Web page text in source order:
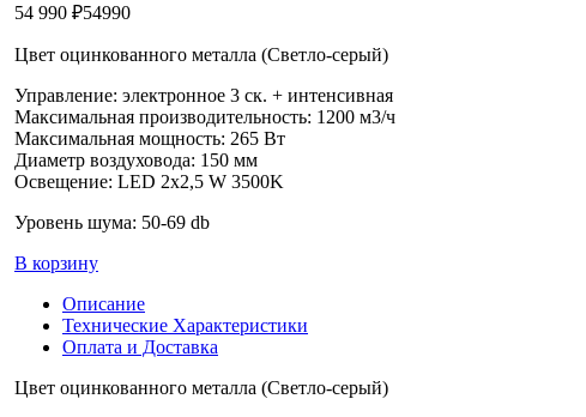
54 990 ₽54990
Цвет оцинкованного металла (Светло-серый)
Управление: электронное 3 ск. + интенсивная
Максимальная производительность: 1200 м3/ч
Максимальная мощность: 265 Вт
Диаметр воздуховода: 150 мм
Освещение: LED 2x2,5 W 3500K
Уровень шума: 50-69 db
В корзину
Описание
Технические Характеристики
Оплата и Доставка
Цвет оцинкованного металла (Светло-серый)